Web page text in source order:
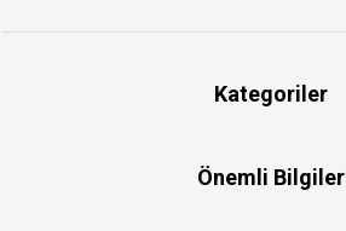
Kategoriler
Önemli Bilgiler